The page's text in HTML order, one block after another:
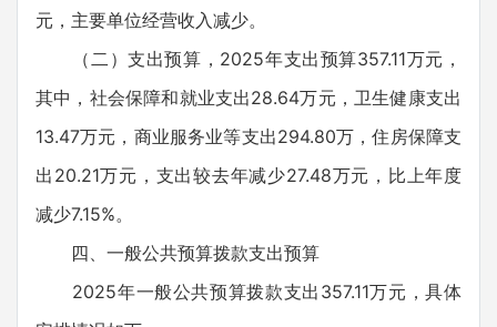
元，主要单位经营收入减少。
（二）支出预算，2025年支出预算357.11万元，
其中，社会保障和就业支出28.64万元，卫生健康支出
13.47万元，商业服务业等支出294.80万，住房保障支
出20.21万元，支出较去年减少27.48万元，比上年度
减少7.15%。
四、一般公共预算拨款支出预算
2025年一般公共预算拨款支出357.11万元，具体